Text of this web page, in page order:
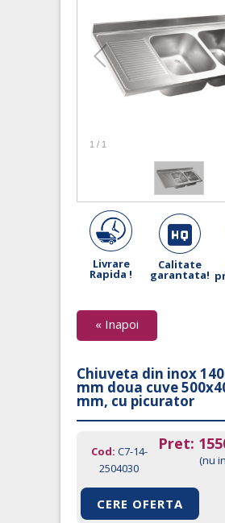
1 / 1
Livrare
Rapida !
Calitate
garantata!
« Inapoi
Chiuveta din inox
mm doua cuve
mm, cu picurator
Pret:
(nu
Cod: C7-14-
2504030
CERE OFERTA